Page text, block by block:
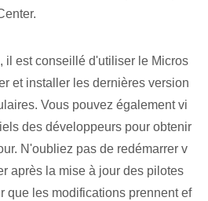
il est conseillé d'utiliser le Micros
et installer les dernières version
Vous pouvez également vi
des développeurs pour obtenir
N'oubliez pas de redémarrer v
après la mise à jour des pilotes
que les modifications prennent ef